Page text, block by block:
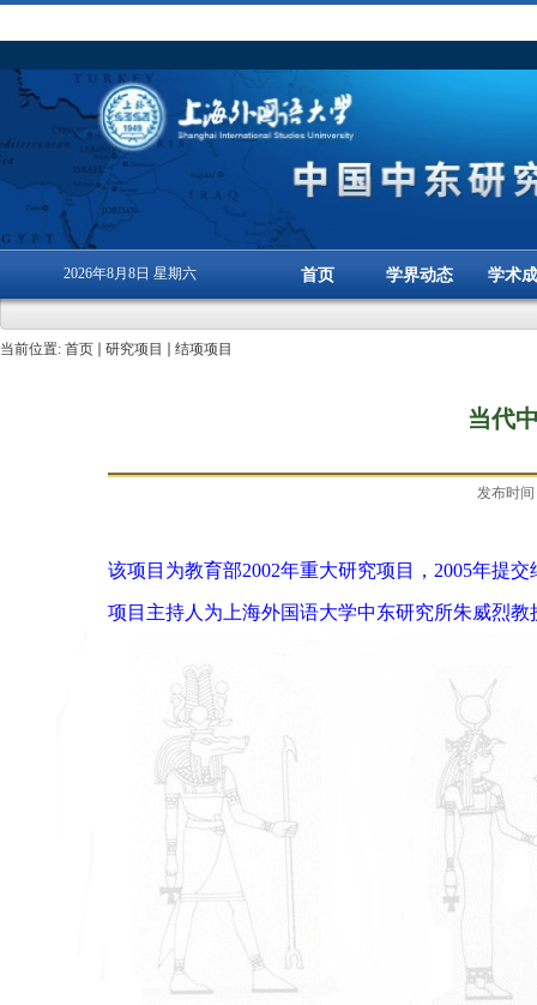
2026年8月8日 星期六 首页 学界动态 学术
当前位置: 首页 研究项目 结项项目
当代
发布时
该项目为教育部2002年重大研究项目，2005年提
项目主持人为上海外国语大学中东研究所朱威烈教